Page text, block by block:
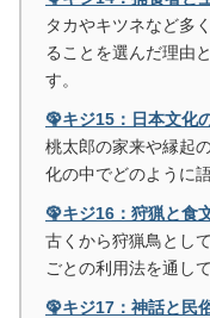
タカやキツネなど多
ることを選んだ理由
す。
🦚キジ15：日本文
桃太郎の家来や縁起
化の中でどのように
🦚キジ16：狩猟と
古くから狩猟鳥とし
ごとの利用法を通し
🦚キジ17：神話と